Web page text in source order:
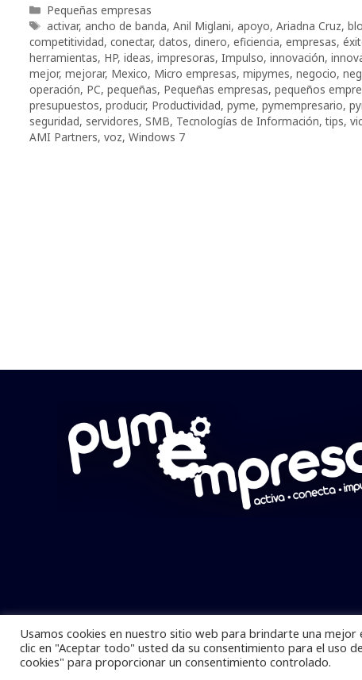
Categorías
Pequeñas empresas
Etiquetas
activar, ancho de banda, Anil Miglani, apoyo, Ariadna Cruz,
competitividad, conectar, datos, dinero, eficiencia, empresas,
herramientas, HP, ideas, impresoras, Impulso, innovación,
mejor, mejorar, Mexico, Micro empresas, mipymes, negocio,
operación, PC, pequeñas, Pequeñas empresas, pequeños
presupuestos, producir, Productividad, pyme, pymempresario,
seguridad, servidores, SMB, Tecnologías de Información,tips,
AMI Partners, voz, Windows 7
Pymempresario © 2025 Todos los
Usamos cookies en nuestro sitio web para brindarte una
clic en "Aceptar todo" usted da su consentimiento para el uso
cookies" para proporcionar un consentimiento controlado.